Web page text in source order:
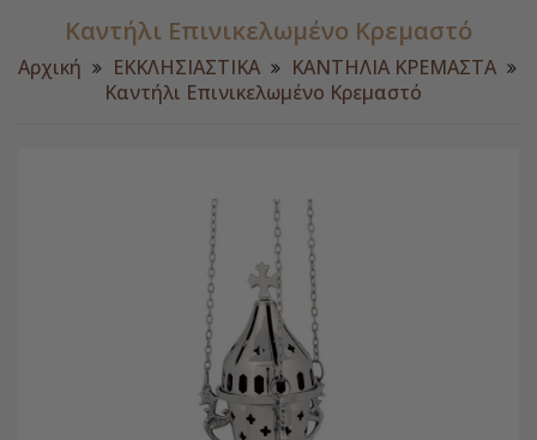
Καντήλι Επινικελωμένο Κρεμαστό
Αρχική ΕΚΚΛΗΣΙΑΣΤΙΚΑ
ΚΑΝΤΗΛΙΑ ΚΡΕΜΑΣΤΑ
Καντήλι Επινικελωμένο Κρεμαστό